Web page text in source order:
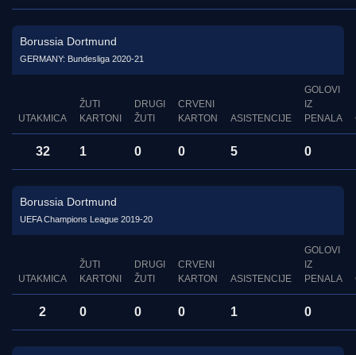
Borussia Dortmund
GERMANY: Bundesliga 2020-21
UTAKMICA
ŽUTI
KARTONI
DRUGI
ŽUTI
CRVENI
KARTON
ASISTENCIJE
GOLOVI
IZ
PENALA
32 1 0 0 5 0
Borussia Dortmund
UEFA Champions League 2019-20
UTAKMICA
ŽUTI
KARTONI
DRUGI
ŽUTI
CRVENI
KARTON
ASISTENCIJE
GOLOVI
IZ
PENALA
2 0 0 0 1 0